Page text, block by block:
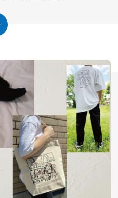
応で柔軟にサポートします！
下 OEM 小ロットの活用法